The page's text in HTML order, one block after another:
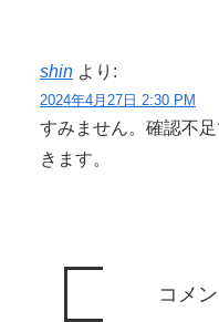
shin より:
2024年4月27日 2:30 PM
すみません。確認不
きます。
コメ